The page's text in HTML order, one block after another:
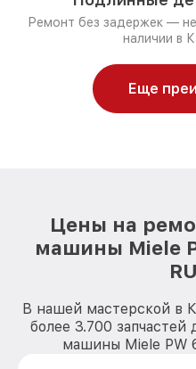
Ремонт без задержек —
наличии в
Еще
Цены на
машины Miele
В нашей мастерской в
более 3.700
машины Miele PW